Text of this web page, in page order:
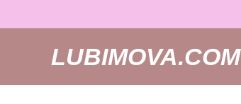
LUBIMOVA.COM